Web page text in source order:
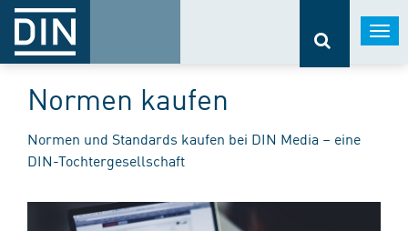
Normen kaufen
Normen und Standards kaufen bei DIN Media – eine
DIN-Tochtergesellschaft